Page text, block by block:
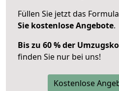
Füllen Sie jetzt das
Sie kostenlose Angebote.
Bis zu 60 % der
finden Sie nur bei uns!
Kostenlose